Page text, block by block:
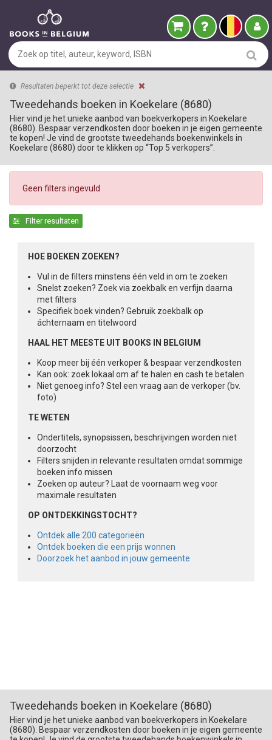
Resultaten beperkt tot deze selectie
Tweedehands boeken in Koekelare (8680)
Hier vind je het unieke aanbod van boekverkopers in Koekelare
(8680). Bespaar verzendkosten door boeken in je eigen gemeente
te kopen! Je vind de grootste tweedehands boekenwinkels in
Koekelare (8680) door te klikken op “Top 5 verkopers”.
Geen filters ingevuld
Filter resultaten
HOE BOEKEN ZOEKEN?
Vul in de filters minstens één veld in om te zoeken
Snelst zoeken? Zoek via zoekbalk en verfijn daarna
met filters
Specifiek boek vinden? Gebruik zoekbalk op
áchternaam en titelwoord
HAAL HET MEESTE UIT BOOKS IN BELGIUM
Koop meer bij één verkoper & bespaar verzendkosten
Kan ook: zoek lokaal om af te halen en cash te betalen
Niet genoeg info? Stel een vraag aan de verkoper (bv.
foto)
TE WETEN
Ondertitels, synopsissen, beschrijvingen worden niet
doorzocht
Filters snijden in relevante resultaten omdat sommige
boeken info missen
Zoeken op auteur? Laat de voornaam weg voor
maximale resultaten
OP ONTDEKKINGSTOCHT?
Ontdek alle 200 categorieën
Ontdek boeken die een prijs wonnen
Doorzoek het aanbod in jouw gemeente
Tweedehands boeken in Koekelare (8680)
Hier vind je het unieke aanbod van boekverkopers in Koekelare
(8680). Bespaar verzendkosten door boeken in je eigen gemeente